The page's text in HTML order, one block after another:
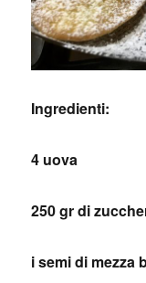
Ingredienti:
4 uova
250 gr di
i semi di mezza